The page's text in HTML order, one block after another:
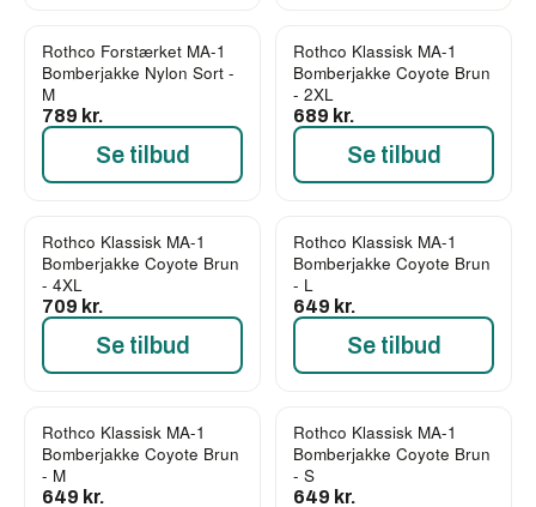
Rothco Forstærket MA-1
Bomberjakke Nylon Sort -
M
789 kr.
Se tilbud
Rothco Klassisk MA-1
Bomberjakke Coyote Brun
- 2XL
689 kr.
Se tilbud
Rothco Klassisk MA-1
Bomberjakke Coyote Brun
- 4XL
709 kr.
Se tilbud
Rothco Klassisk MA-1
Bomberjakke Coyote Brun
- L
649 kr.
Se tilbud
Rothco Klassisk MA-1
Bomberjakke Coyote Brun
- M
649 kr.
Rothco Klassisk MA-1
Bomberjakke Coyote Brun
- S
649 kr.